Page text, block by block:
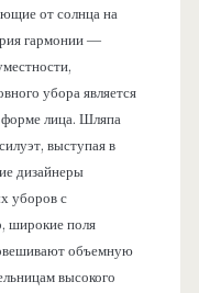
от солнца на
гармонии —
убора является
форме лица. Шляпа
выступая в
дизайнеры
уборов с
широкие поля
объемную
высокого